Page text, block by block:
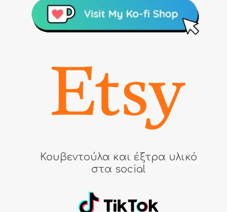
Κουβεντούλα και έξτρα υλικό
στα social